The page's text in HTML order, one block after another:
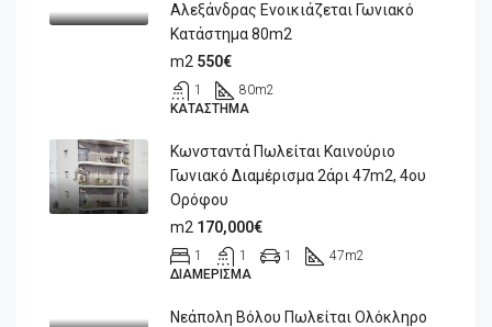
Αλεξάνδρας Ενοικιάζεται Γωνιακό
Κατάστημα 80m2
m2 550€
1 80m2
ΚΑΤΆΣΤΗΜΑ
Κωνσταντά Πωλείται Καινούριο
Γωνιακό Διαμέρισμα 2άρι 47m2, 4ου
Ορόφου
m2 170,000€
1 1 1 47m2
ΔΙΑΜΈΡΙΣΜΑ
Νεάπολη Βόλου Πωλείται Ολόκληρο